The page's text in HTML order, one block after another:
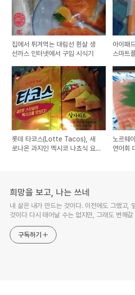
집에서 튀겨먹는 대림선 흰살 생
선까스 인터넷에서 구입 시식기
아이패
스마트
Cover)
롯데 타코스(Lotte Tacos), 새
로나온 과지인 멕시코 나쵸식 요
노르웨
연어회
희망을 보고, 나는 쓰네
내 삶은 내가 만드는 것이다. 이전에도 그랬고,
것이다 다시 태어날 수는 없지만, 그래도 변해
구독하기